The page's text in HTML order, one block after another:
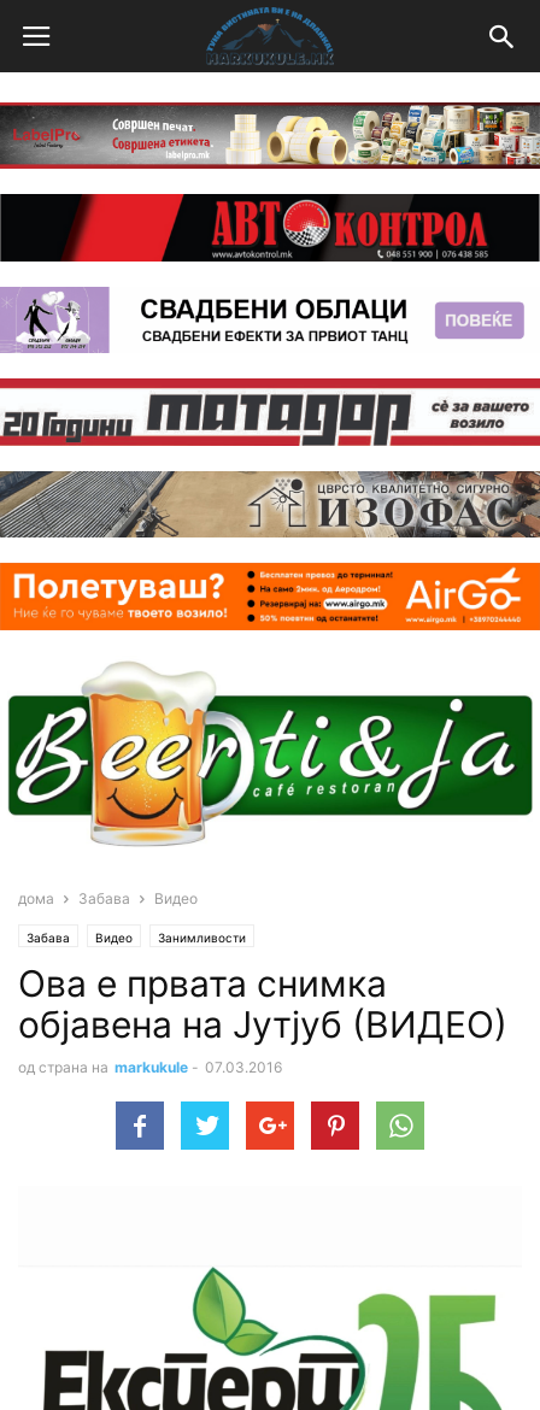
дома Забава Видео
Забава Видео Занимливости
Ова е првата снимка
објавена на Јутјуб (ВИДЕО)
од страна на markukule - 07.03.2016